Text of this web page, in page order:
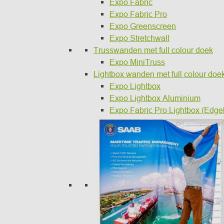
Expo Fabric
Expo Fabric Pro
Expo Greenscreen
Expo Stretchwall
Trusswanden met full colour doek
Expo MiniTruss
Lightbox wanden met full colour
Expo Lightbox
Expo Lightbox Aluminium
Expo Fabric Pro Lightbox